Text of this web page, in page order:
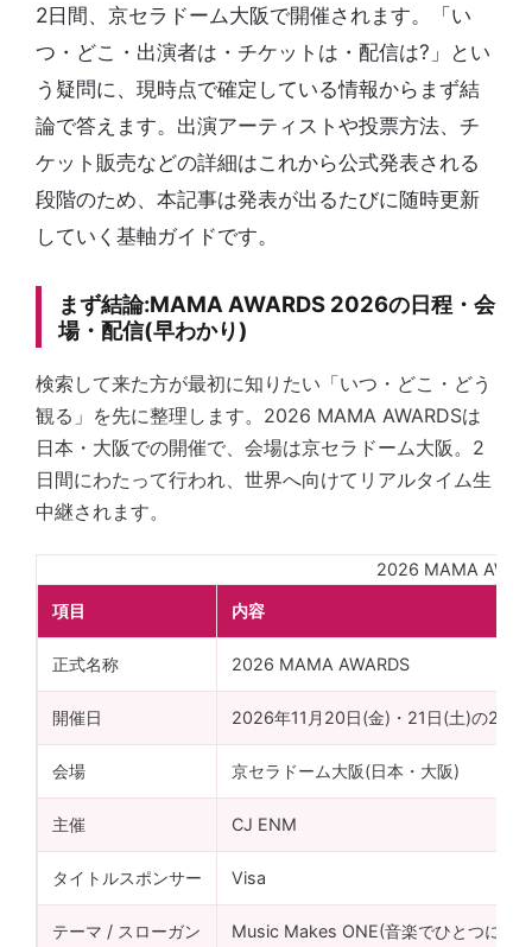
2日間、京セラドーム大阪で開催されます。「い
つ・どこ・出演者は・チケットは・配信は?」とい
う疑問に、現時点で確定している情報からまず結
論で答えます。出演アーティストや投票方法、チ
ケット販売などの詳細はこれから公式発表される
段階のため、本記事は発表が出るたびに随時更新
していく基軸ガイドです。
まず結論:MAMA AWARDS 2026の日程・会
場・配信(早わかり)
検索して来た方が最初に知りたい「いつ・どこ・どう
観る」を先に整理します。2026 MAMA AWARDSは
日本・大阪での開催で、会場は京セラドーム大阪。2
日間にわたって行われ、世界へ向けてリアルタイム生
中継されます。
2026 MAMA
項目 内容
正式名称 2026 MAMA AWARDS
開催日 2026年11月20日(金)・21日(土)の2日間
会場 京セラドーム大阪(日本・大阪)
主催 CJ ENM
タイトルスポンサー Visa
テーマ / スローガン Music Makes ONE(音楽でひとつにな